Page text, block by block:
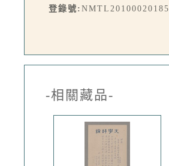
登錄號: NMTL20100020185
-相關藏品-